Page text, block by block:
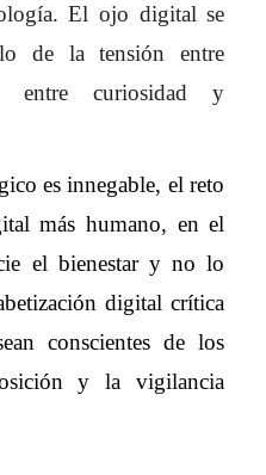
El ojo digital se
de la tensión entre
entre curiosidad y
es innegable, el reto
más humano, en el
el bienestar y no lo
digital crítica
conscientes de los
y la vigilancia